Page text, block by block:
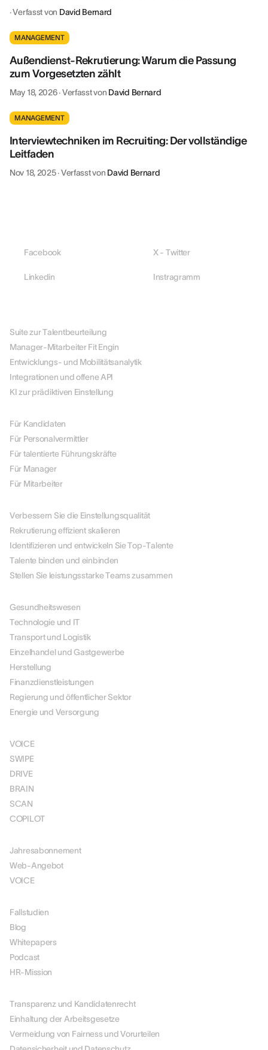
vervielfacht
·Verfasst von David Bernard
MANAGEMENT
Außendienst-Rekrutierung: Warum die Passung
zum Vorgesetzten zählt
May 18, 2026·Verfasst von David Bernard
MANAGEMENT
Interviewtechniken im Recruiting: Der vollständige
Leitfaden
Nov 18, 2025·Verfasst von David Bernard
Facebook X - Twitter
Linkedin Instragramm
Suite zur Talentbeurteilung
Manager-Mitarbeiter Fit Engin
Entwicklungs- und Mobilitätsanalytik
Integrationen und offene API
KI zur prädiktiven Einstellung
Für Kandidaten
Für Personalvermittler
Für talentierte Führungskräfte
Für Manager
Für Mitarbeiter
Verbessern Sie die Einstellungsqualität
Rekrutierung effizient skalieren
Identifizieren und entwickeln Sie Top-Talente
Talente binden und einbinden
Stellen Sie leistungsstarke Teams zusammen
Gesundheitswesen
Technologie und IT
Transport und Logistik
Einzelhandel und Gastgewerbe
Herstellung
Finanzdienstleistungen
Regierung und öffentlicher Sektor
Energie und Versorgung
VOICE
SWIPE
DRIVE
BRAIN
SCAN
COPILOT
Jahresabonnement
Web-Angebot
VOICE
Fallstudien
Blog
Whitepapers
Podcast
HR-Mission
Transparenz und Kandidatenrecht
Einhaltung der Arbeitsgesetze
Vermeidung von Fairness und Vorurteilen